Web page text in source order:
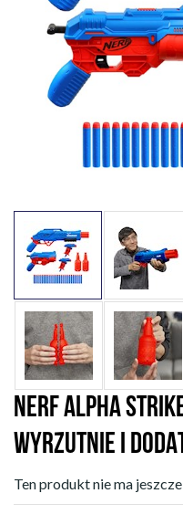
NERF ALPHA
WYRZUTNIE I
Ten produkt nie ma